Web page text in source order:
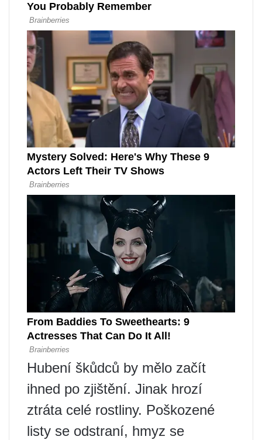
Hubení škůdců by mělo začít
ihned po zjištění. Jinak hrozí
ztráta celé rostliny. Poškozené
listy se odstraní, hmyz se